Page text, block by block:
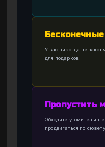
У вас никогда не
для подарков.
Пропустить
Обходите
продвигаться по сюжету.